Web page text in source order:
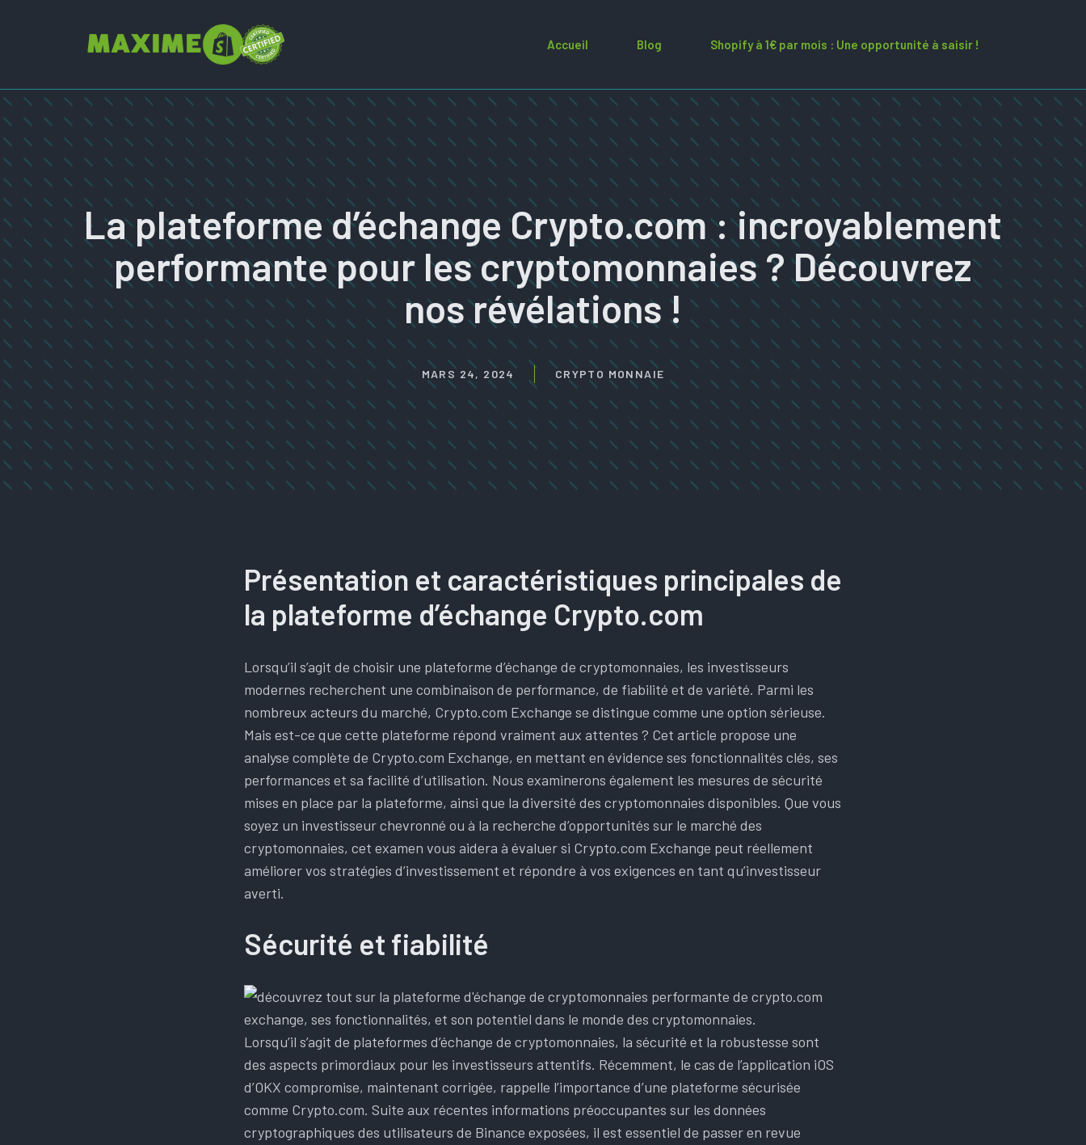
Accueil Blog Shopify à 1€ par mois : Une opportunité à saisir !
La plateforme d’échange Crypto.com : incroyablement
performante pour les cryptomonnaies ? Découvrez
nos révélations !
MARS 24, 2024 CRYPTO MONNAIE
Présentation et caractéristiques principales de
la plateforme d’échange Crypto.com
Lorsqu’il s’agit de choisir une plateforme d’échange de cryptomonnaies, les investisseurs
modernes recherchent une combinaison de performance, de fiabilité et de variété. Parmi les
nombreux acteurs du marché, Crypto.com Exchange se distingue comme une option sérieuse.
Mais est-ce que cette plateforme répond vraiment aux attentes ? Cet article propose une
analyse complète de Crypto.com Exchange, en mettant en évidence ses fonctionnalités clés, ses
performances et sa facilité d’utilisation. Nous examinerons également les mesures de sécurité
mises en place par la plateforme, ainsi que la diversité des cryptomonnaies disponibles. Que vous
soyez un investisseur chevronné ou à la recherche d’opportunités sur le marché des
cryptomonnaies, cet examen vous aidera à évaluer si Crypto.com Exchange peut réellement
améliorer vos stratégies d’investissement et répondre à vos exigences en tant qu’investisseur
averti.
Sécurité et fiabilité
Lorsqu’il s’agit de plateformes d’échange de cryptomonnaies, la sécurité et la robustesse sont
des aspects primordiaux pour les investisseurs attentifs. Récemment, le cas de l’application iOS
d’OKX compromise, maintenant corrigée, rappelle l’importance d’une plateforme sécurisée
comme Crypto.com. Suite aux récentes informations préoccupantes sur les données
cryptographiques des utilisateurs de Binance exposées, il est essentiel de passer en revue